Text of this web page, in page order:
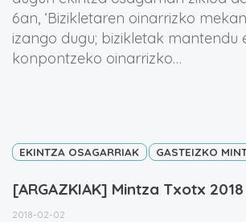
6an, ‘Bizikletaren oinarrizko
izango dugu; bizikletak mantendu
konpontzeko oinarrizko…
EKINTZA OSAGARRIAK GASTEIZKO
[ARGAZKIAK] Mintza Txotx
2018-02-02